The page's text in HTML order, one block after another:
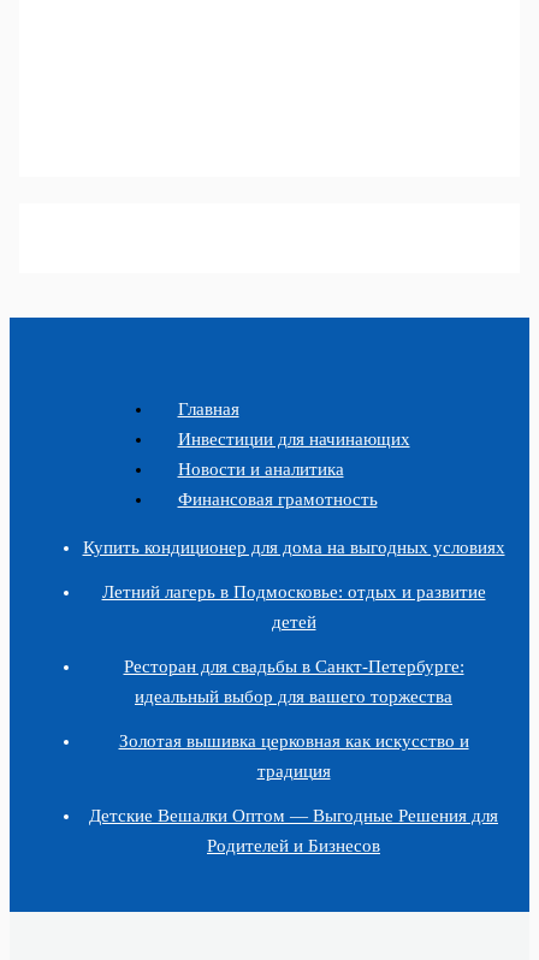
Главная
Инвестиции для начинающих
Новости и аналитика
Финансовая грамотность
Купить кондиционер для дома на выгодных условиях
Летний лагерь в Подмосковье: отдых и развитие
детей
Ресторан для свадьбы в Санкт-Петербурге:
идеальный выбор для вашего торжества
Золотая вышивка церковная как искусство и
традиция
Детские Вешалки Оптом — Выгодные Решения для
Родителей и Бизнесов